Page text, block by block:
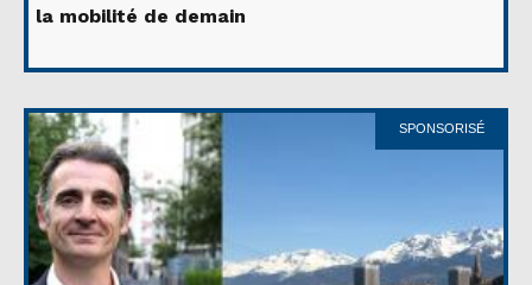
la mobilité de demain
SPONSORISÉ